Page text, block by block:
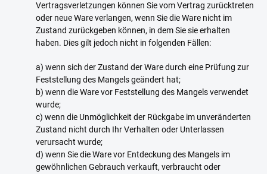
Vertragsverletzungen können Sie vom Vertrag zurücktreten
oder neue Ware verlangen, wenn Sie die Ware nicht im
Zustand zurückgeben können, in dem Sie sie erhalten
haben. Dies gilt jedoch nicht in folgenden Fällen:
a) wenn sich der Zustand der Ware durch eine Prüfung zur
Feststellung des Mangels geändert hat;
b) wenn die Ware vor Feststellung des Mangels verwendet
wurde;
c) wenn die Unmöglichkeit der Rückgabe im unveränderten
Zustand nicht durch Ihr Verhalten oder Unterlassen
verursacht wurde;
d) wenn Sie die Ware vor Entdeckung des Mangels im
gewöhnlichen Gebrauch verkauft, verbraucht oder